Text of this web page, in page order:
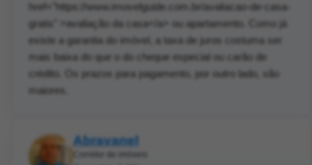
href="https://www.imovelguide.com.br/avaliacao-de-casa-
gratis" >avaliação da casa</a> ou apartamento. Como já
existe a garantia do imóvel, a taxa de juros costuma ser
mais baixa do que o do cheque especial ou carão de
crédito. Os prazos para pagamento, por outro lado, são
maiores.
Abravanel